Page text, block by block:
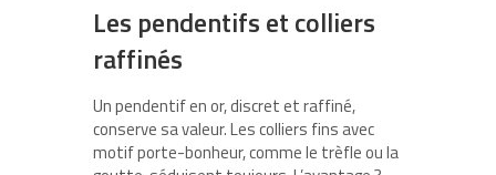
Les pendentifs et colliers
raffinés
Un pendentif en or, discret et raffiné,
conserve sa valeur. Les colliers fins avec
motif porte-bonheur, comme le trèfle ou la